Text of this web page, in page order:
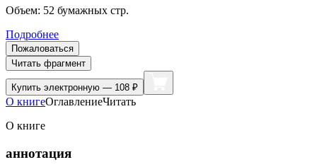
Объем: 52 бумажных стр.
Подробнее
Пожаловаться
Читать фрагмент
Купить электронную — 108 ₽
О книгеОглавлениеЧитать
О книге
аннотация